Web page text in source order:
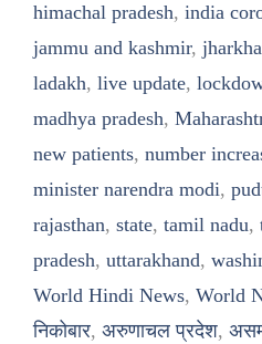
himachal pradesh, india
jammu and kashmir,
ladakh, live update,
madhya pradesh,
new patients, number
minister narendra modi,
rajasthan, state, tamil nadu,
pradesh, uttarakhand,
World Hindi News, World
निकोबार, अरुणाचल प्रदेश,